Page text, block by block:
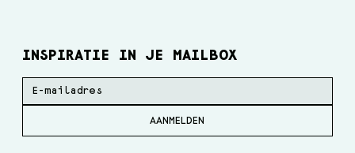
INSPIRATIE IN JE MAILBOX
AANMELDEN